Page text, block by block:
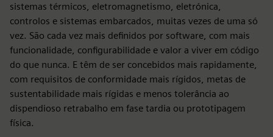
sistemas térmicos, eletromagnetismo, eletrónica,
controlos e sistemas embarcados, muitas vezes de uma só
vez. São cada vez mais definidos por software, com mais
funcionalidade, configurabilidade e valor a viver em código
do que nunca. E têm de ser concebidos mais rapidamente,
com requisitos de conformidade mais rígidos, metas de
sustentabilidade mais rígidas e menos tolerância ao
dispendioso retrabalho em fase tardia ou prototipagem
física.